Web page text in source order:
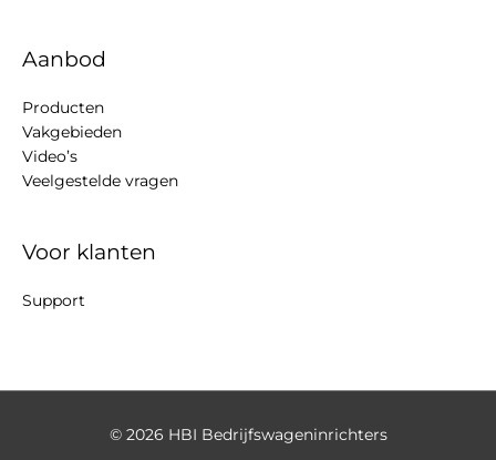
Aanbod
Producten
Vakgebieden
Video’s
Veelgestelde vragen
Voor klanten
Support
© 2026 HBI Bedrijfswageninrichters